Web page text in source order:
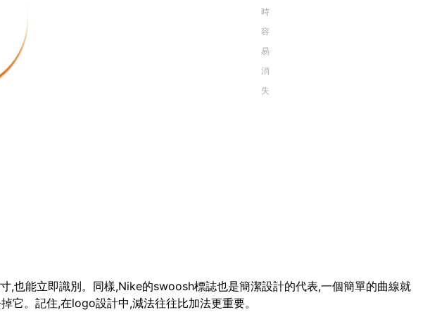
時
容
易
消
失
,也能立即識別。同樣,Nike的swoosh標誌也是簡潔設計的代表,一個簡單的曲線就
它。記住,在logo設計中,減法往往比加法更重要。